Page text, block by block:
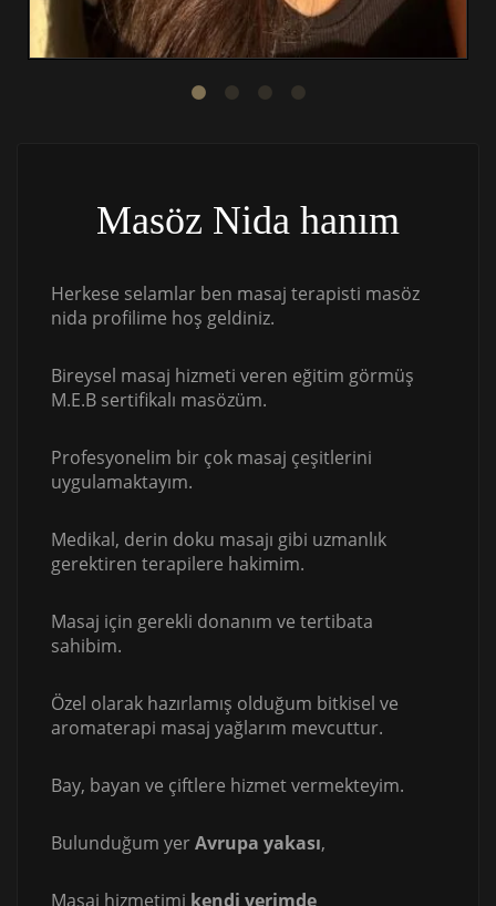
Masöz Nida hanım
Herkese selamlar ben masaj terapisti masöz
nida profilime hoş geldiniz.
Bireysel masaj hizmeti veren eğitim görmüş
M.E.B sertifikalı masözüm.
Profesyonelim bir çok masaj çeşitlerini
uygulamaktayım.
Medikal, derin doku masajı gibi uzmanlık
gerektiren terapilere hakimim.
Masaj için gerekli donanım ve tertibata
sahibim.
Özel olarak hazırlamış olduğum bitkisel ve
aromaterapi masaj yağlarım mevcuttur.
Bay, bayan ve çiftlere hizmet vermekteyim.
Bulunduğum yerAvrupa yakası,
Masaj hizmetimi kendi yerimde